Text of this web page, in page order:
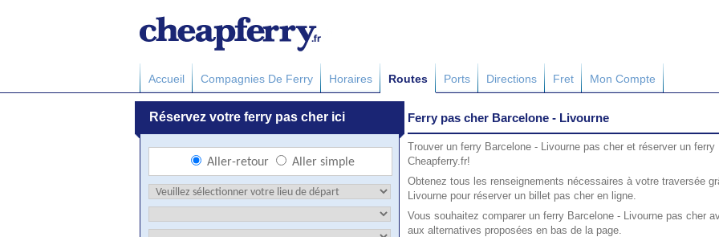
Accueil Compagnies De Ferry Horaires Routes Ports Directions Fret Mon Compte
Ferry pas cher Barcelone - Livourne
Trouver un ferry Barcelone - Livourne pas cher et réserver un
Cheapferry.fr!
Obtenez tous les renseignements nécessaires à votre traversée
Livourne pour réserver un billet pas cher en ligne.
Vous souhaitez comparer un ferry Barcelone - Livourne pas cher
aux alternatives proposées en bas de la page.